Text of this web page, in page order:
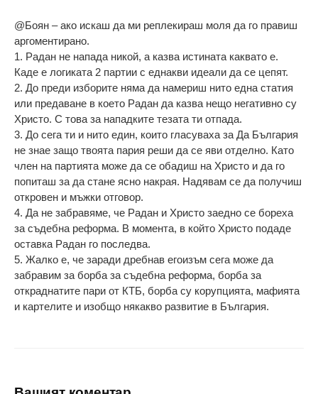
@Боян – ако искаш да ми реплекираш моля да го правиш
аргоментирано.
1. Радан не напада никой, а казва истината каквато е.
Каде е логиката 2 партии с еднакви идеали да се цепят.
2. До преди изборите няма да намериш нито една статия
или предаване в което Радан да казва нещо негативно су
Христо. С това за нападките тезата ти отпада.
3. До сега ти и нито един, които гласуваха за Да България
не знае защо твоята пария реши да се яви отделно. Като
член на партията може да се обадиш на Христо и да го
попиташ за да стане ясно накрая. Надявам се да получиш
откровен и мъжки отговор.
4. Да не забравяме, че Радан и Христо заедно се бореха
за съдебна реформа. В момента, в който Христо подаде
оставка Радан го последва.
5. Жалко е, че заради дребнав егоизъм сега може да
забравим за борба за съдебна реформа, борба за
откраднатите пари от КТБ, борба су корупцията, мафията
и картелите и изобщо някакво развитие в България.